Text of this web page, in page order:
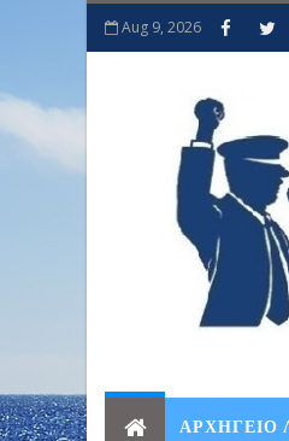
Aug 9, 2026
ΑΡΧΗΓΕΙΟ